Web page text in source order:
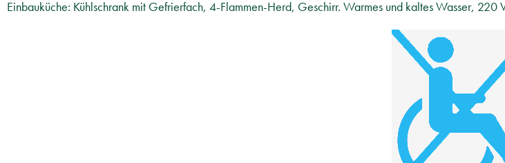
Einbauküche: Kühlschrank mit Gefrierfach, 4-Flammen-Herd, Geschirr. Warmes und kaltes Wasser, 220